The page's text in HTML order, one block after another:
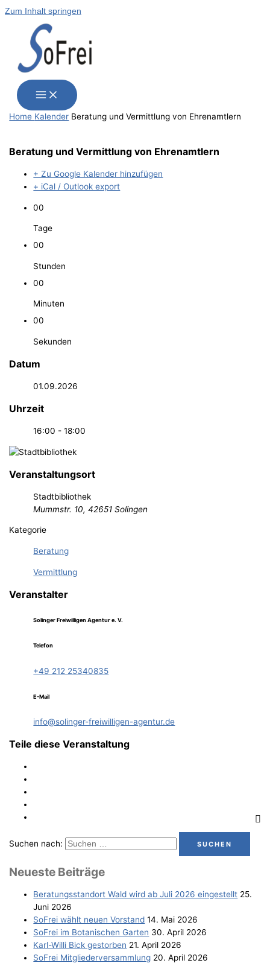
Zum Inhalt springen
Home Kalender Bera­tung und Ver­mitt­lung von Ehrenamtlern
Bera­tung und Ver­mitt­lung von Ehrenamtlern
+ Zu Google Kalender hinzufügen
+ iCal / Outlook export
00
Tage
00
Stunden
00
Minuten
00
Sekunden
Datum
01.09.2026
Uhrzeit
16:00 - 18:00
Veranstaltungsort
Stadtbibliothek
Mummstr. 10, 42651 Solingen
Kategorie
Beratung
Vermittlung
Veranstalter
Solinger Freiwilligen Agentur e. V.
Telefon
+49 212 25340835
E-Mail
info@solinger-freiwilligen-agentur.de
Teile diese Veranstaltung
Suchen nach:
Neu­es­te Beiträge
Bera­tungs­stand­ort Wald wird ab Juli 2026 eingestellt 25.
Juni 2026
SoFrei wählt neu­en Vorstand 14. Mai 2026
SoFrei im Bota­ni­schen Garten 30. April 2026
Karl-Wil­li Bick gestorben 21. April 2026
SoFrei Mit­glie­der­ver­samm­lung 20. April 2026